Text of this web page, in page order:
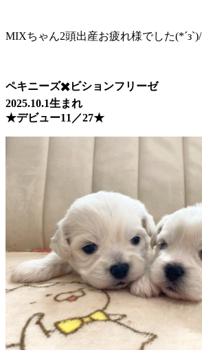
MIXちゃん2頭出産お疲れ様でした(*´з`)/
ペキニーズ✖️ビションフリーゼ
2025.10.1生まれ
★デビュー11／27★